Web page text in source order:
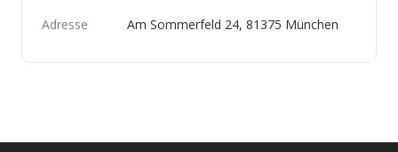
Adresse Am Sommerfeld 24, 81375 München